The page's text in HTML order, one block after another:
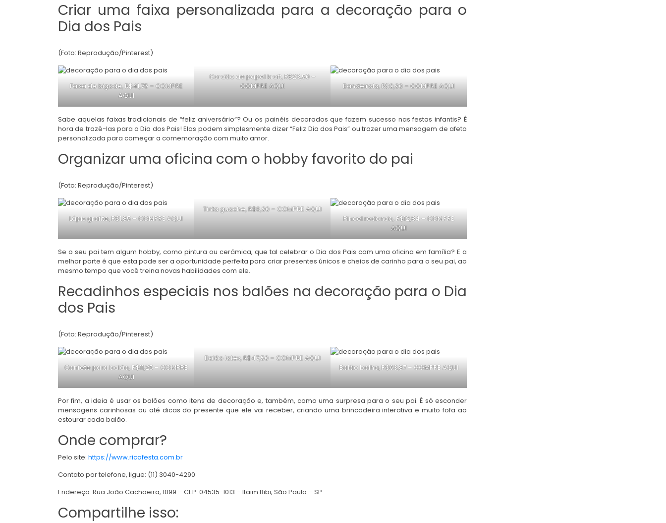
Criar uma faixa personalizada para a decoração para o
Dia dos Pais
(Foto: Reprodução/Pinterest)
Faixa de bigode, R$41,75 –COMPRE
AQUI
Cordão de papel kraft, R$23,50 –
COMPRE AQUI
Bandeirola, R$9,90 –COMPRE AQUI
Sabe aquelas faixas tradicionais de “feliz aniversário”? Ou os painéis decorados que fazem sucesso nas festas infantis? É
hora de trazê-las para o Dia dos Pais! Elas podem simplesmente dizer “Feliz Dia dos Pais” ou trazer uma mensagem de afeto
personalizada para começar a comemoração com muito amor.
Organizar uma oficina com o hobby favorito do pai
(Foto: Reprodução/Pinterest)
Lápis grafite, R$1,85 –COMPRE AQUI
Tinta guache, R$8,90 –COMPRE AQUI
Pincel redondo, R$12,84 –COMPRE
AQUI
Se o seu pai tem algum hobby, como pintura ou cerâmica, que tal celebrar o Dia dos Pais com uma oficina em família? E a
melhor parte é que esta pode ser a oportunidade perfeita para criar presentes únicos e cheios de carinho para o seu pai, ao
mesmo tempo que você treina novas habilidades com ele.
Recadinhos especiais nos balões na decoração para o Dia
dos Pais
(Foto: Reprodução/Pinterest)
Confete para balão, R$11,25 –COMPRE
AQUI
Balão latex, R$47,50 –COMPRE AQUI
Balão bolha, R$63,87 –COMPRE AQUI
Por fim, a ideia é usar os balões como itens de decoração e, também, como uma surpresa para o seu pai. É só esconder
mensagens carinhosas ou até dicas do presente que ele vai receber, criando uma brincadeira interativa e muito fofa ao
estourar cada balão.
Onde comprar?
Pelo site: https://www.ricafesta.com.br
Contato por telefone, ligue: (11) 3040-4290
Endereço: Rua João Cachoeira, 1099 – CEP: 04535-1013 – Itaim Bibi, São Paulo – SP
Compartilhe isso: